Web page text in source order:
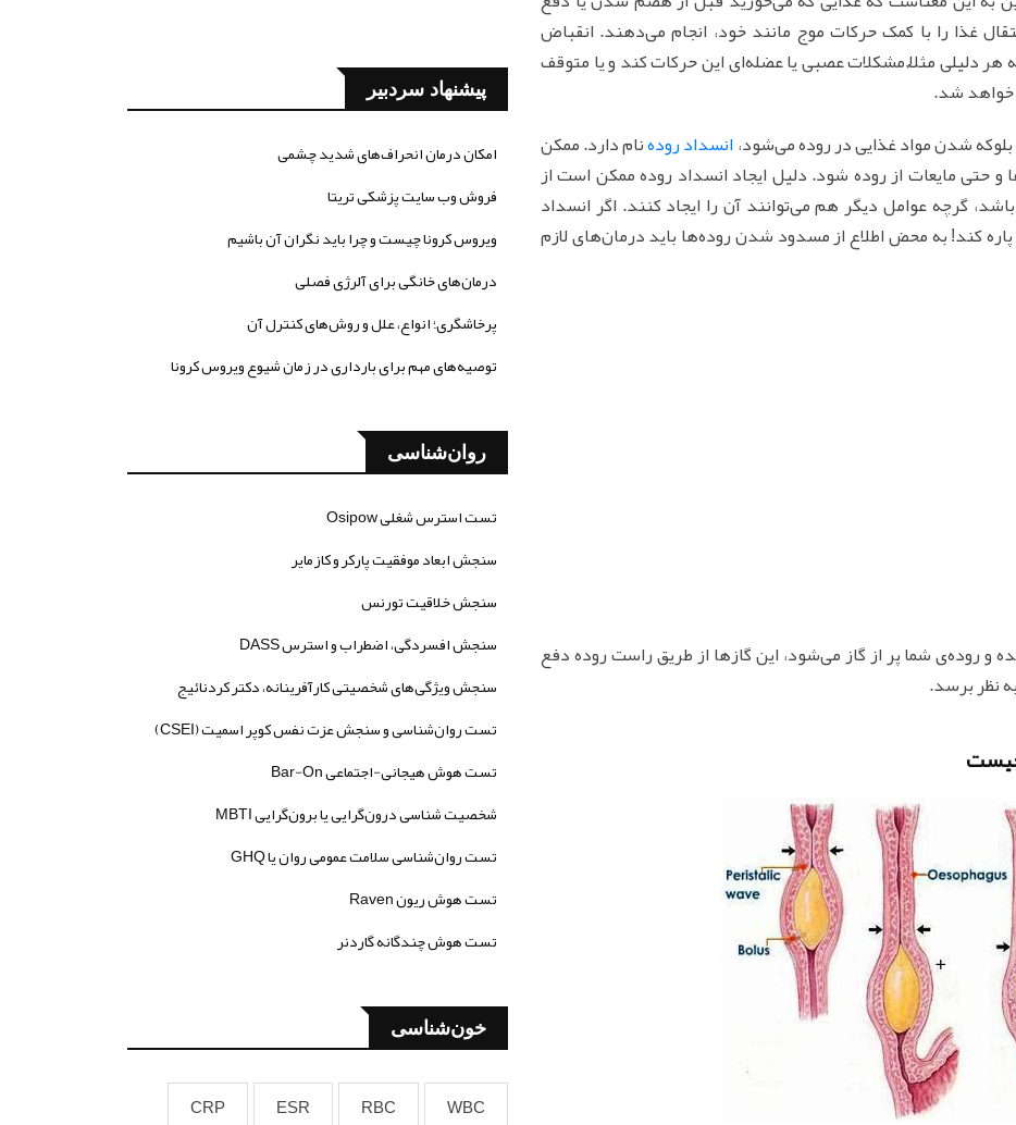
غذا را با کمک حرکات موج مانند خود، انجام می‌دهند. انقباض
هر دلیلی مثلاٌ مشکلات عصبی یا عضله‌ای این حرکات کند و یا متوقف
خواهد شد.
شدن مواد غذایی در روده می‌شود،انسداد رودهنام دارد. ممکن
و حتی مایعات از روده شود. دلیل ایجاد انسداد روده ممکن است از
گرچه عوامل دیگر هم می‌توانند آن را ایجاد کنند. اگر انسداد
کند! به محض اطلاع از مسدود شدن روده‌ها باید درمان‌های لازم
روده‌ی شما پر از گاز می‌شود، این گازها از طریق راست روده دفع
نظر برسد.
پیشنهاد سردبیر
امکان درمان انحراف‌های شدید چشمی
فروش وب سایت پزشکی تریتا
ویروس کرونا چیست و چرا باید نگران آن باشیم
درمان‌های خانگی برای آلرژی فصلی
پرخاشگری؛ انواع، علل و روش‌های کنترل آن
توصیه‌های مهم برای بارداری در زمان شیوع ویروس کرونا
روان‌شناسی
تست استرس شغلی Osipow
سنجش ابعاد موفقیت پارکر و کازمایر
سنجش خلاقیت تورنس
سنجش افسردگی، اضطراب و استرس DASS
سنجش ویژگی‌های شخصیتی کارآفرینانه، دکتر کردنائیج
تست روان‌شناسی و سنجش عزت نفس کوپر اسمیت (CSEI)
تست هوش هیجانی-اجتماعی Bar-On
شخصیت شناسی درون‌گرایی یا برون‌گرایی MBTI
تست روان‌شناسی سلامت عمومی روان یا GHQ
تست هوش ریون Raven
تست هوش چندگانه گاردنر
خون‌شناسی
WBC
RBC
ESR
CRP